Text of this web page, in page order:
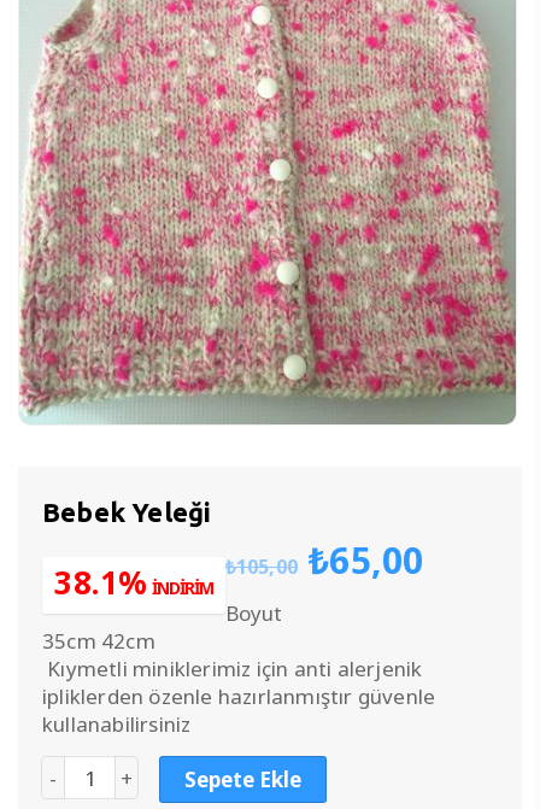
Bebek Yeleği
₺105,00 Orijinal
fiyat:
₺65,00
38.1% İNDİRİM
Boyut
35cm 42cm
Kıymetli miniklerimiz için anti alerjenik
ipliklerden özenle hazırlanmıştır güvenle
kullanabilirsiniz
Sepete Ekle